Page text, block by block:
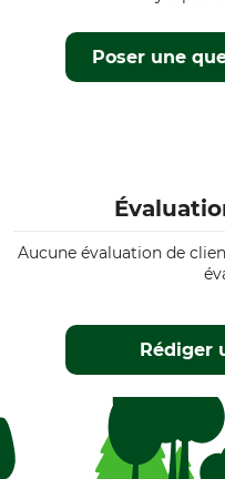
Poser une
Aucune évaluation de
Rédiger